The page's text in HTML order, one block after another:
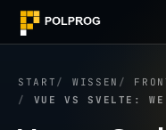
START WISSEN
VUE VS SVELTE: WELCHES LEICHTGEWICHTIGE